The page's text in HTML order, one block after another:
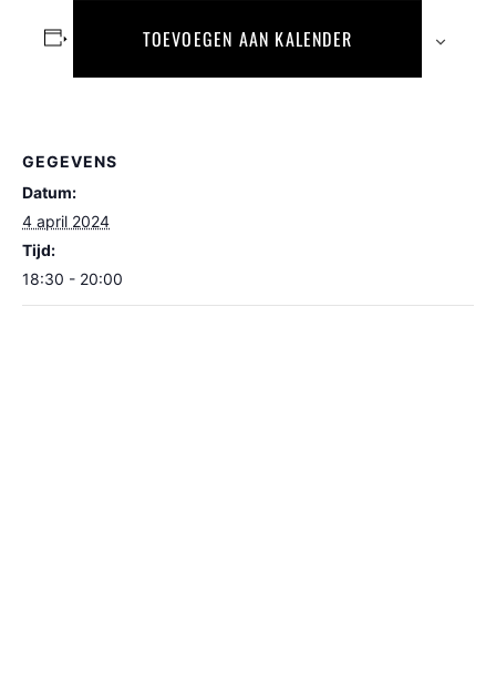
TOEVOEGEN AAN KALENDER
GEGEVENS
Datum:
4 april 2024
Tijd:
18:30 - 20:00